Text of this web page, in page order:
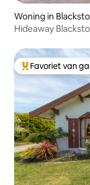
Woning in
Hideaway
Topfavoriet van
Favoriet van